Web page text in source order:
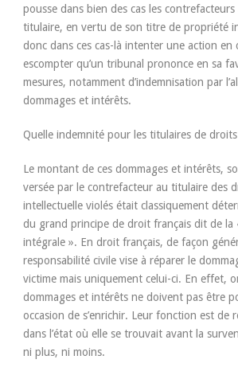
pousse dans bien des cas les contrefacteurs
titulaire, en vertu de son titre de propriété
donc dans ces cas-là intenter une action en
escompter qu’un tribunal prononce en sa
mesures, notamment d’indemnisation par
dommages et intérêts.
Quelle indemnité pour les titulaires de
Le montant de ces dommages et intérêts,
versée par le contrefacteur au titulaire des
intellectuelle violés était classiquement
du grand principe de droit français dit de la
intégrale ». En droit français, de façon
responsabilité civile vise à réparer le
victime mais uniquement celui-ci. En effet,
dommages et intérêts ne doivent pas être
occasion de s’enrichir. Leur fonction est de
dans l’état où elle se trouvait avant la
ni plus, ni moins.